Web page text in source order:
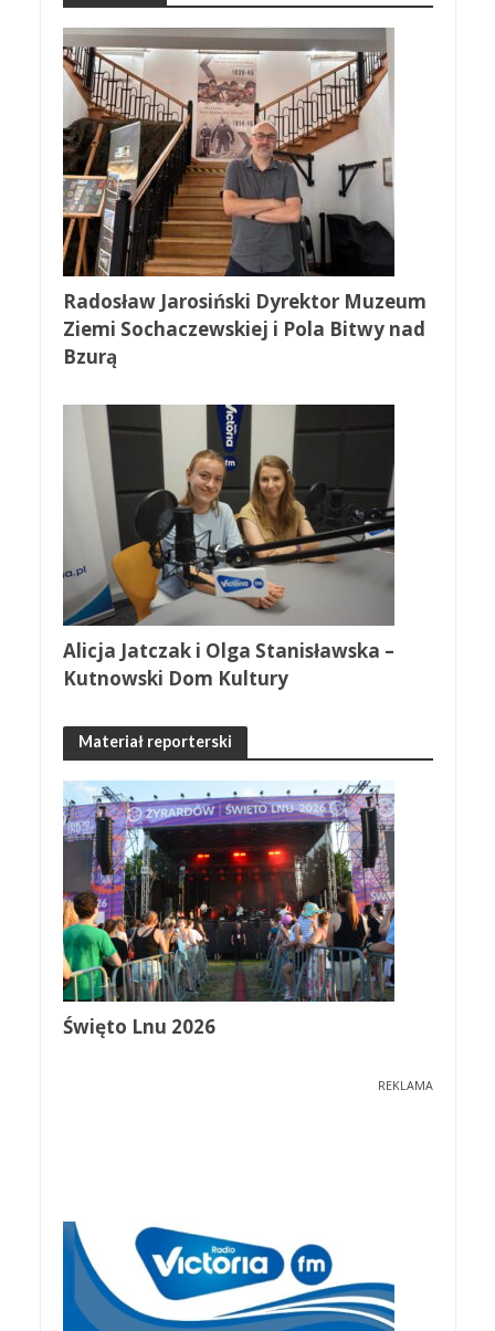
Radosław Jarosiński Dyrektor Muzeum
Ziemi Sochaczewskiej i Pola Bitwy nad
Bzurą
Alicja Jatczak i Olga Stanisławska –
Kutnowski Dom Kultury
Materiał reporterski
Święto Lnu 2026
REKLAMA